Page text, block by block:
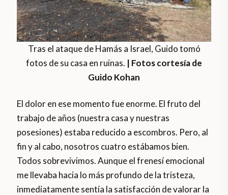
Tras el ataque de Hamás a Israel, Guido tomó
fotos de su casa en ruinas. | Fotos cortesía de
Guido Kohan
El dolor en ese momento fue enorme. El fruto del
trabajo de años (nuestra casa y nuestras
posesiones) estaba reducido a escombros. Pero, al
fin y al cabo, nosotros cuatro estábamos bien.
Todos sobrevivimos. Aunque el frenesí emocional
me llevaba hacia lo más profundo de la tristeza,
inmediatamente sentía la satisfacción de valorar la